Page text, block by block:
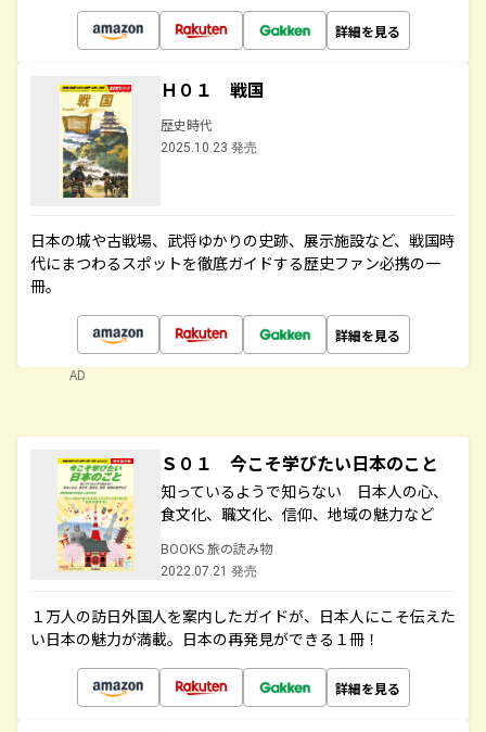
詳細を見る
Ｈ０１ 戦国
歴史時代
2025.10.23 発売
日本の城や古戦場、武将ゆかりの史跡、展示施設など、戦国時
代にまつわるスポットを徹底ガイドする歴史ファン必携の一
冊。
詳細を見る
AD
Ｓ０１ 今こそ学びたい日本のこと
知っているようで知らない 日本人の心、
食文化、職文化、信仰、地域の魅力など
BOOKS 旅の読み物
2022.07.21 発売
１万人の訪日外国人を案内したガイドが、日本人にこそ伝えた
い日本の魅力が満載。日本の再発見ができる１冊！
詳細を見る